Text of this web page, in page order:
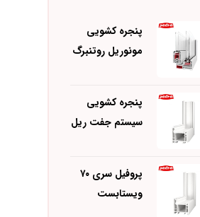
پنجره کشویی
مونوریل روتنبرگ
پنجره کشویی
سیستم جفت ریل
پروفیل سری ۷۰
ویستابست